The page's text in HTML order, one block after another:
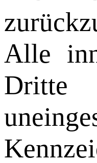
Alle
Dritte